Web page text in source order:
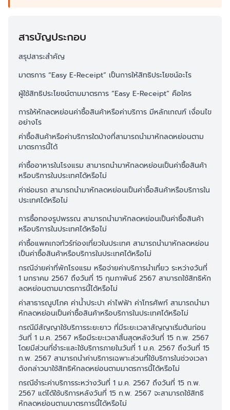
สารบัญประกอบ
สรุปสาระสำคัญ
มาตรการ “Easy E-Receipt” เป็นการให้สิทธิประโยชน์อะไร
ผู้ใช้สิทธิประโยชน์ตามมาตรการ “Easy E-Receipt” คือใคร
การให้หักลดหย่อนค่าซื้อสินค้าหรือค่าบริการ มีหลักเกณฑ์ เงื่อนไข
อย่างไร
ค่าซื้อสินค้าหรือค่าบริการใดบ้างที่สามารถนำมาหักลดหย่อนตาม
มาตรการนี้ได้
ค่าซื้ออาหารในโรงแรม สามารถนำมาหักลดหย่อนเป็นค่าซื้อสินค้า
หรือบริการในประเทศได้หรือไม่
ค่าซ่อมรถ สามารถนำมาหักลดหย่อนเป็นค่าซื้อสินค้าหรือบริการใน
ประเทศได้หรือไม่
การซื้อทองรูปพรรณ สามารถนำมาหักลดหย่อนเป็นค่าซื้อสินค้า
หรือบริการในประเทศได้หรือไม่
ค่าซื้อแพคเกจทัวร์ท่องเที่ยวในประเทศ สามารถนำมาหักลดหย่อน
เป็นค่าซื้อสินค้าหรือบริการในประเทศได้หรือไม่
กรณีจ่ายค่าที่พักโรงแรม หรือจ่ายค่าบริการนำเที่ยว ระหว่างวันที่
1 มกราคม 2567 ถึงวันที่ 15 กุมภาพันธ์ 2567 สามารถใช้สิทธิหัก
ลดหย่อนตามมาตรการนี้ได้หรือไม่
ค่าสาธารณูปโภค ค่าน้ำประปา ค่าไฟฟ้า ค่าโทรศัพท์ สามารถนำมา
หักลดหย่อนเป็นค่าซื้อสินค้าหรือบริการในประเทศได้หรือไม่
กรณีมีสัญญาใช้บริการระยะยาว ที่มีระยะเวลาสัญญาเริ่มต้นก่อน
วันที่ 1 ม.ค. 2567 หรือมีระยะเวลาสิ้นสุดหลังวันที่ 15 ก.พ. 2567
โดยมีส่วนที่ชำระและใช้บริการภายในวันที่ 1 ม.ค. 2567 ถึงวันที่ 15
ก.พ. 2567 สามารถนำค่าบริการเฉพาะส่วนที่ใช้บริการในช่วงเวลา
ดังกล่าวมาใช้สิทธิหักลดหย่อนตามมาตรการนี้ได้หรือไม่
กรณีชำระค่าบริการระหว่างวันที่ 1 ม.ค. 2567 ถึงวันที่ 15 ก.พ.
2567 แต่ได้ใช้บริการหลังวันที่ 15 ก.พ. 2567 จะสามารถใช้สิทธิ
หักลดหย่อนตามมาตรการนี้ได้หรือไม่